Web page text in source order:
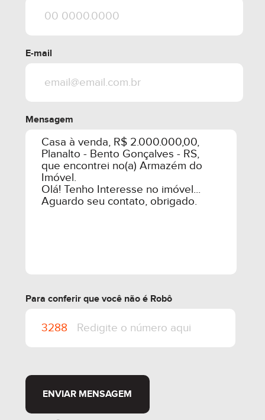
E-mail
Mensagem
Para conferir que você não é Robô
ENVIAR MENSAGEM